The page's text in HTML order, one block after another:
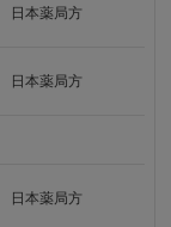
日本薬局方
日本薬局方
日本薬局方